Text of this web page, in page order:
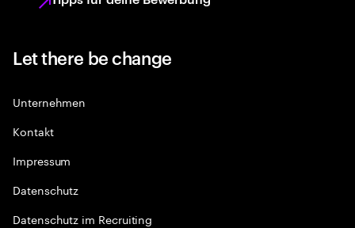
Let there be change
Unternehmen
Kontakt
Impressum
Datenschutz
Datenschutz im Recruiting